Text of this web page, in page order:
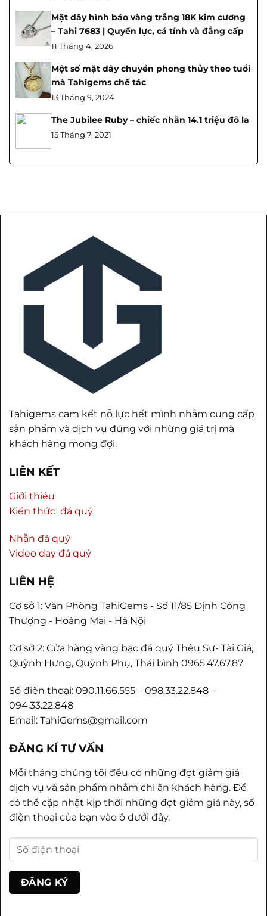
Mặt dây hình báo vàng trắng 18K kim cương
– Tahi 7683 | Quyền lực, cá tính và đẳng cấp
11 Tháng 4, 2026
Một số mặt dây chuyền phong thủy theo tuổi
mà Tahigems chế tác
13 Tháng 9, 2024
The Jubilee Ruby – chiếc nhẫn 14.1 triệu đô la
15 Tháng 7, 2021
Tahigems cam kết nỗ lực hết mình nhằm cung cấp
sản phẩm và dịch vụ đúng với những giá trị mà
khách hàng mong đợi.
LIÊN KẾT
Giới thiệu
Kiến thức đá quý
Nhẫn đá quý
Video dạy đá quý
LIÊN HỆ
Cơ sở 1: Văn Phòng TahiGems - Số 11/85 Định Công
Thượng - Hoàng Mai - Hà Nội
Cơ sở 2: Cửa hàng vàng bạc đá quý Thêu Sự- Tài Giá,
Quỳnh Hưng, Quỳnh Phụ, Thái bình 0965.47.67.87
Số điện thoại: 090.11.66.555 – 098.33.22.848 –
094.33.22.848
Email: TahiGems@gmail.com
ĐĂNG KÍ TƯ VẤN
Mỗi tháng chúng tôi đều có những đợt giảm giá
dịch vụ và sản phẩm nhằm chi ân khách hàng. Để
có thể cập nhật kịp thời những đợt giảm giá này, số
điện thoại của bạn vào ô dưới đây.